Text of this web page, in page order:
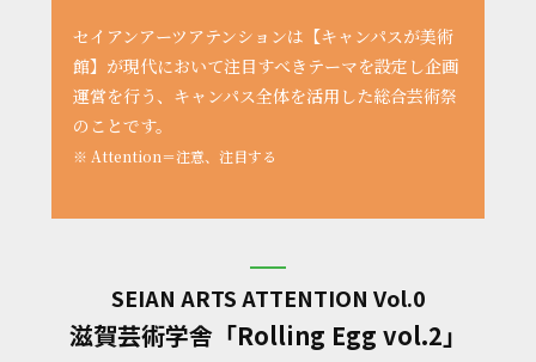
セイアンアーツアテンションは【キャンパスが美術
館】が現代において注目すべきテーマを設定し企画
運営を行う、キャンパス全体を活用した総合芸術祭
のことです。
※ Attention＝注意、注目する
SEIAN ARTS ATTENTION Vol.0
滋賀芸術学舎「Rolling Egg vol.2」